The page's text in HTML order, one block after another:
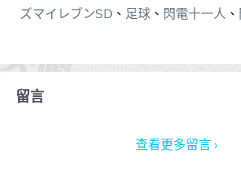
ズマイレブンSD 、 足球 、 閃電十一人 、
留言
查看更多留言 ›